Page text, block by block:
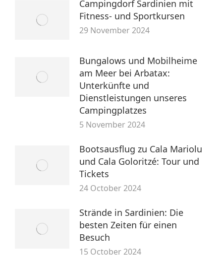
Campingdorf Sardinien mit
Fitness- und Sportkursen
29 November 2024
Bungalows und Mobilheime
am Meer bei Arbatax:
Unterkünfte und
Dienstleistungen unseres
Campingplatzes
5 November 2024
Bootsausflug zu Cala Mariolu
und Cala Goloritzé: Tour und
Tickets
24 October 2024
Strände in Sardinien: Die
besten Zeiten für einen
Besuch
15 October 2024